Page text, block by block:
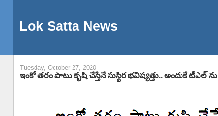
Lok Satta News
Tuesday, October 27, 2020
ఇంకో తరం పాటు కృషి చేస్తేనే సుస్థిర భవిష్యత్తు.. అందుకే